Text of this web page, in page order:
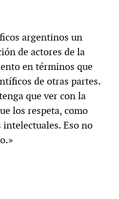
argentinos un
de actores de la
en términos que
de otras partes.
que ver con la
los respeta, como
Eso no